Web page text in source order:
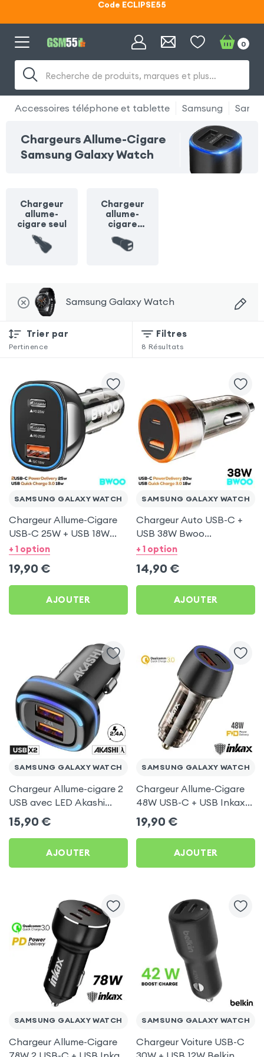
Lunettes d'éclipse OFFERTES
Code ECLIPSE55
Recherche de produits, marques et plus…
0
Accessoires téléphone et tablette Samsung
Chargeurs Allume-Cigare
Samsung Galaxy Watch
Chargeur
allume-
cigare seul
Chargeur
allume-
cigare
Samsung Galaxy Watch
Trier par
Pertinence
Filtres
8 Résultats
SAMSUNG GALAXY WATCH
Chargeur Allume-Cigare
USB-C 25W + USB 18W
Bwoo pour Samsung
+ 1 option
19,90 €
AJOUTER
SAMSUNG GALAXY WATCH
Chargeur Auto USB-C +
USB 38W Bwoo
Transparent pour
+ 1 option
14,90 €
AJOUTER
SAMSUNG GALAXY WATCH
Chargeur Allume-cigare 2
USB avec LED Akashi
pour Samsung Galaxy
Watch
15,90 €
AJOUTER
SAMSUNG GALAXY WATCH
Chargeur Allume-Cigare
48W USB-C + USB Inkax
Transparent pour
Samsung Galaxy Watch
19,90 €
AJOUTER
SAMSUNG GALAXY WATCH
Chargeur Allume-Cigare
SAMSUNG GALAXY WATCH
Chargeur Voiture USB-C